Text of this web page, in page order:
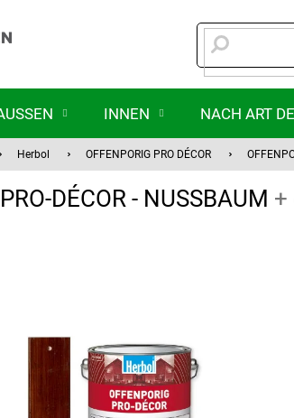
INNEN NACH ART
Herbol OFFENPORIG PRO DÉCOR
DÉCOR - NUSSBAUM +